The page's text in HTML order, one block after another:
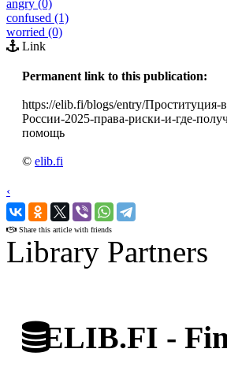
angry (0)
confused (1)
worried (0)
Link
Permanent link to this publication:
https://elib.fi/blogs/entry/Проституция-
России-2025-права-риски-и-где-
помощь
© elib.fi
‹
›
Share this article with friends
Library Partners
ELIB.FI -